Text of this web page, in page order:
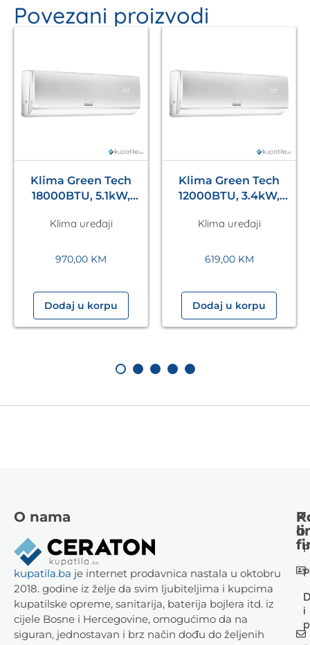
Povezani proizvodi
Klima Green Tech
18000BTU, 5.1kW,
53°C, WiFi, bijela
Klima uređaji
970,00 KM
Dodaj u korpu
Klima Green Tech
12000BTU, 3.4kW,
53°C, s grijačem,
Klima uređaji
619,00 KM
Dodaj u korpu
O nama
kupatila.ba je internet prodavnica nastala u oktobru
2018. godine iz želje da svim ljubiteljima i kupcima
kupatilske opreme, sanitarija, baterija bojlera itd. iz
cijele Bosne i Hercegovine, omogućimo da na
siguran, jednostavan i brz način dođu do željenih
i
o